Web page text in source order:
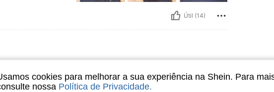
Útil (14)
M
cookies para melhorar a sua experiência na Shein. Para
nossa Política de Privacidade.